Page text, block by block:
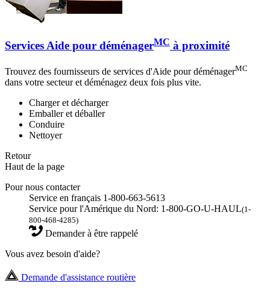
Services Aide pour déménagerMC à proximité
Trouvez des fournisseurs de services d'Aide pour déménagerMC
dans votre secteur et déménagez deux fois plus vite.
Charger et décharger
Emballer et déballer
Conduire
Nettoyer
Retour
Haut de la page
Pour nous contacter
Service en français 1-800-663-5613
Service pour l'Amérique du Nord: 1-800-GO-U-HAUL(1-
800-468-4285)
Demander à être rappelé
Vous avez besoin d'aide?
Demande d'assistance routière